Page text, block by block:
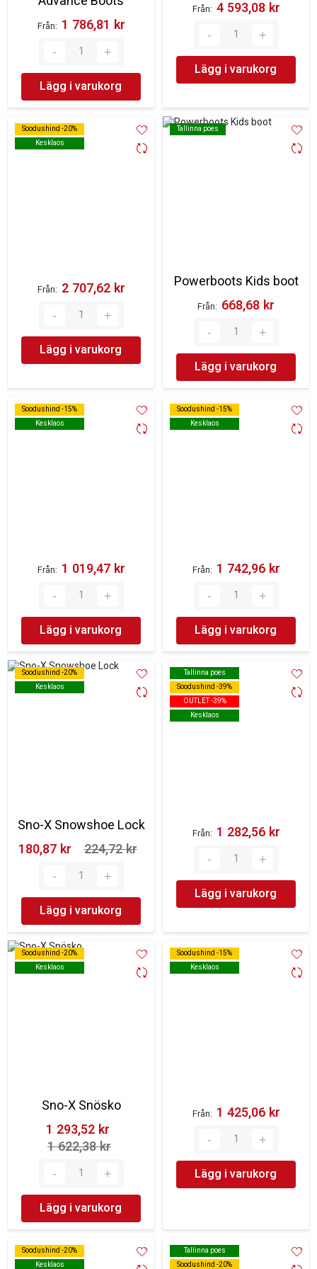
Från 1 786,81 kr‎
Lägg i varukorg
Från 4 593,08 kr‎
Lägg i varukorg
Soodushind -20%
Kesklaos
Soodushind -20%
Kesklaos
Från 2 707,62 kr‎
Lägg i varukorg
Tallinna poes
Tallinna poes
Powerboots Kids boot
Från 668,68 kr‎
Lägg i varukorg
Soodushind -15%
Kesklaos
Soodushind -15%
Kesklaos
Från 1 019,47 kr‎
Lägg i varukorg
Soodushind -15%
Kesklaos
Soodushind -15%
Kesklaos
Från 1 742,96 kr‎
Lägg i varukorg
Soodushind -20%
Kesklaos
Soodushind -20%
Kesklaos
Sno-X Snowshoe Lock
180,87 kr‎
224,72 kr‎
Lägg i varukorg
Tallinna poes
Soodushind -39%
OUTLET -39%
Kesklaos
Tallinna poes
Soodushind -39%
OUTLET -39%
Kesklaos
Från 1 282,56 kr‎
Lägg i varukorg
Soodushind -20%
Kesklaos
Soodushind -20%
Kesklaos
Sno-X Snösko
1 293,52 kr‎
1 622,38 kr‎
Lägg i varukorg
Soodushind -15%
Kesklaos
Soodushind -15%
Kesklaos
Från 1 425,06 kr‎
Lägg i varukorg
Soodushind -20%
Kesklaos
Soodushind -20%
Kesklaos
Tallinna poes
Soodushind -20%
Tallinna poes
Soodushind -20%